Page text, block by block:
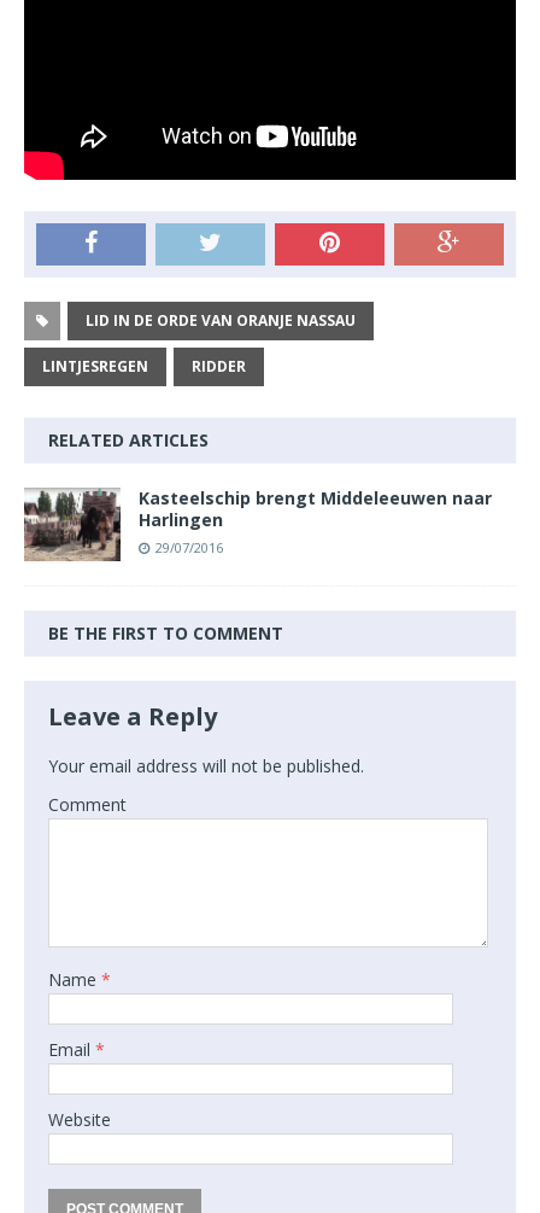
LID IN DE ORDE VAN ORANJE NASSAU
LINTJESREGEN RIDDER
RELATED ARTICLES
Kasteelschip brengt Middeleeuwen naar
Harlingen
29/07/2016
BE THE FIRST TO COMMENT
Leave a Reply
Your email address will not be published.
Comment
Name *
Email *
Website